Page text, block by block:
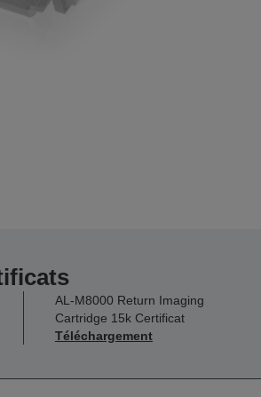
AL-M8000 Return Imaging
Cartridge 15k Certificat
Téléchargement